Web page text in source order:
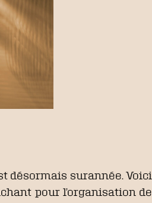
désormais surannée. Voici
pour l’organisation de